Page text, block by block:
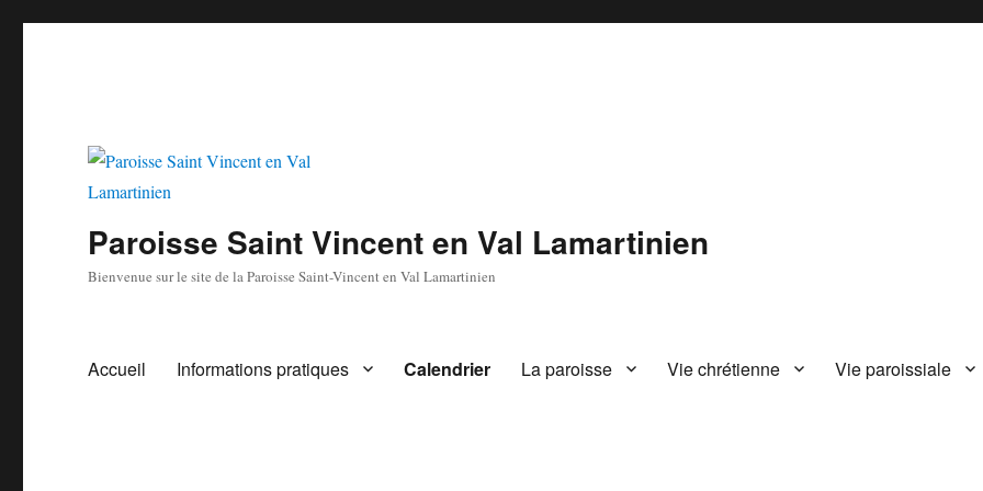
Paroisse Saint Vincent en Val Lamartinien
Bienvenue sur le site de la Paroisse Saint-Vincent en Val Lamartinien
Accueil Informations pratiques Calendrier La paroisse Vie chrétienne Vie paroissiale